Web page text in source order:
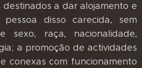
a dar alojamento e
disso carecida, sem
sexo, raça, nacionalidade,
a promoção de actividades
conexas com funcionamento